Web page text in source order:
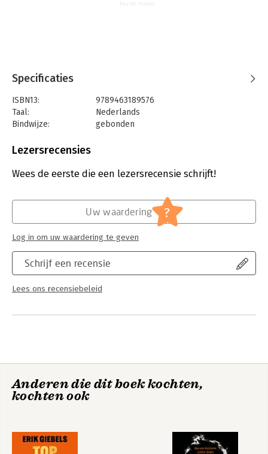
keuzes maken
Specificaties
ISBN13:
9789463189576
Taal:
Nederlands
Bindwijze:
gebonden
Uitgever:
Verschijningsdatum:
12-8-2015
Algemeen management
Lezersrecensies
Wees de eerste die een lezersrecensie schrijft!
Schrijf een recensie
Lees ons recensiebeleid
Uw waardering ?
Log in om uw waardering te geven
Anderen die dit boek kochten,
kochten ook